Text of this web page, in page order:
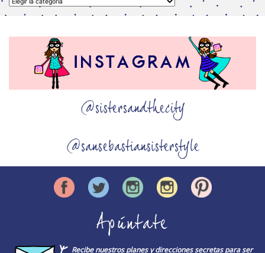
@sistersandthecity
@sansebastiansisterstyle
Apúntate
Recibe nuestros planes y direcciones secretas para ser